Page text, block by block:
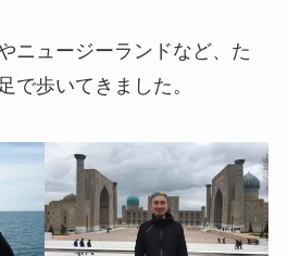
ニュージーランドなど、た
で歩いてきました。